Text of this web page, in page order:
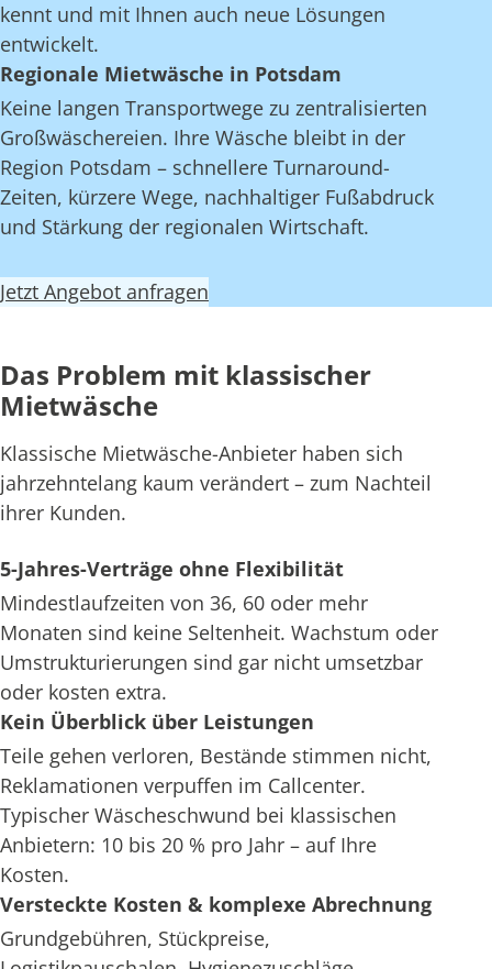
kennt und mit Ihnen auch neue Lösungen
entwickelt.
Regionale Mietwäsche in Potsdam
Keine langen Transportwege zu zentralisierten
Großwäschereien. Ihre Wäsche bleibt in der
Region Potsdam – schnellere Turnaround-
Zeiten, kürzere Wege, nachhaltiger Fußabdruck
und Stärkung der regionalen Wirtschaft.
Jetzt Angebot anfragen
Das Problem mit klassischer
Mietwäsche
Klassische Mietwäsche-Anbieter haben sich
jahrzehntelang kaum verändert – zum Nachteil
ihrer Kunden.
5-Jahres-Verträge ohne Flexibilität
Mindestlaufzeiten von 36, 60 oder mehr
Monaten sind keine Seltenheit. Wachstum oder
Umstrukturierungen sind gar nicht umsetzbar
oder kosten extra.
Kein Überblick über Leistungen
Teile gehen verloren, Bestände stimmen nicht,
Reklamationen verpuffen im Callcenter.
Typischer Wäscheschwund bei klassischen
Anbietern: 10 bis 20 % pro Jahr – auf Ihre
Kosten.
Versteckte Kosten & komplexe Abrechnung
Grundgebühren, Stückpreise,